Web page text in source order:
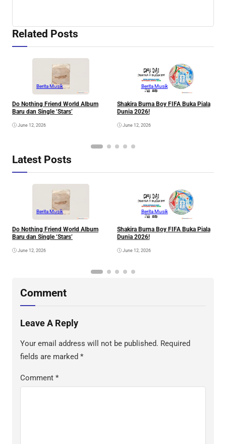
Related Posts
Berita Musik
Do Nothing Friend World Album
Baru dan Single ‘Stars’
June 12, 2026
Berita Musik
Shakira Burna Boy FIFA Buka Piala
Dunia 2026!
June 12, 2026
Latest Posts
Berita Musik
Do Nothing Friend World Album
Baru dan Single ‘Stars’
June 12, 2026
Berita Musik
Shakira Burna Boy FIFA Buka Piala
Dunia 2026!
June 12, 2026
Comment
Leave A Reply
Your email address will not be published. Required
fields are marked *
Comment *